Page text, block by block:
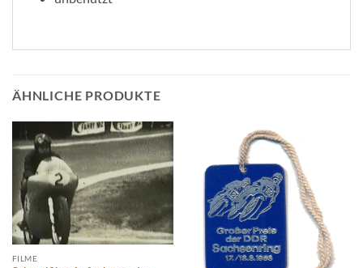
ÄHNLICHE PRODUKTE
FILME